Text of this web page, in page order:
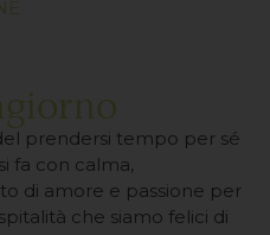
prendersi tempo per sé
fa con calma,
di amore e passione per
che siamo felici di